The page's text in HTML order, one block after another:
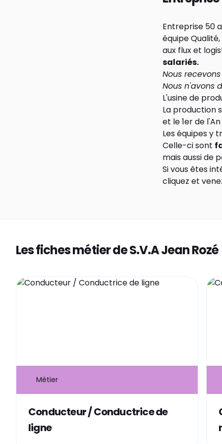
Entreprise 50
équipe
aux flux et
salariés.
Nous
Nous n'avons
L'usine de
La production
et le 1er de l'An
Les équipes y
Celle-ci sont
mais aussi de
Si vous êtes
cliquez et
Les fiches métier de S.V.A Jean Rozé
Métier
Conducteur / Conductrice de
ligne